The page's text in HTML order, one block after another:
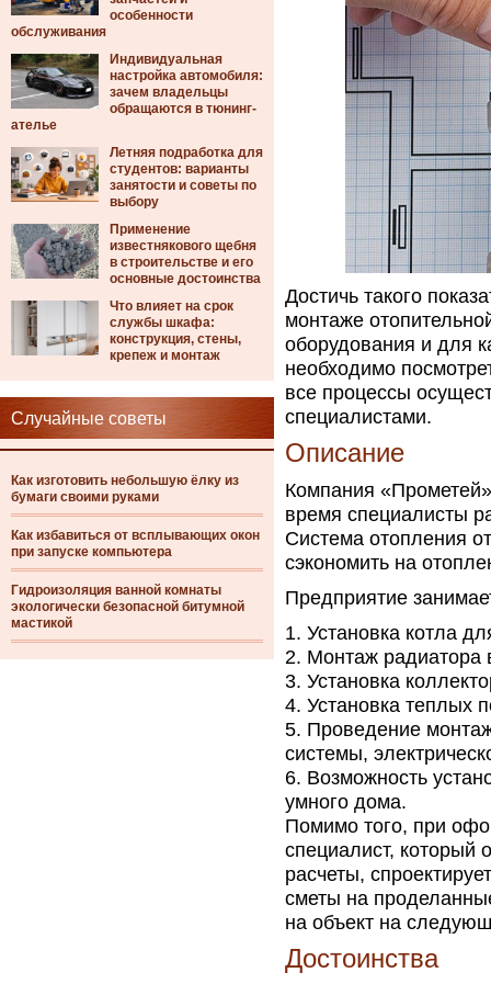
особенности
обслуживания
Индивидуальная
настройка автомобиля:
зачем владельцы
обращаются в тюнинг-
ателье
Летняя подработка для
студентов: варианты
занятости и советы по
выбору
Применение
известнякового щебня
в строительстве и его
основные достоинства
Что влияет на срок
службы шкафа:
конструкция, стены,
крепеж и монтаж
Случайные советы
Как изготовить небольшую ёлку из
бумаги своими руками
Как избавиться от всплывающих окон
при запуске компьютера
Гидроизоляция ванной комнаты
экологически безопасной битумной
мастикой
Достичь такого
монтаже
оборудования и для
необходимо
все процессы
специалистами.
Описание
Компания
время специалисты
Система отопления
сэкономить на
Предприятие
Установка котла
Монтаж радиатора
Установка
Установка теплых
Проведение
системы,
Возможность
умного дома.
Помимо того, при
специалист, который
расчеты,
сметы на
на объект на
Достоинства